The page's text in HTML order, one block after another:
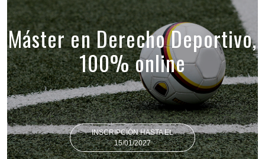
Máster en Derecho Deportivo,
100% online
INSCRIPCIÓN HASTA EL
15/01/2027